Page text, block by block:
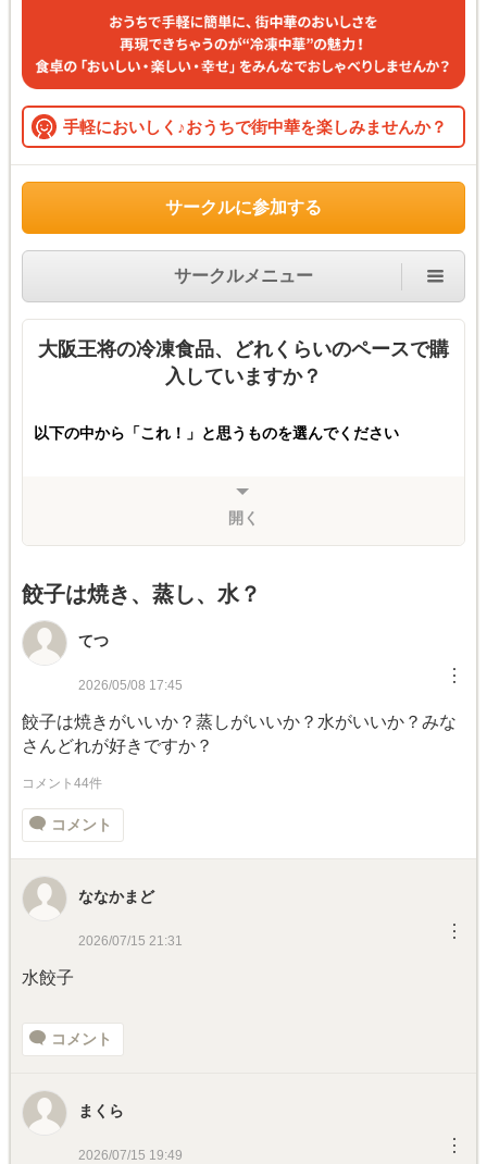
手軽においしく♪おうちで街中華を楽しみませんか？
サークルに参加する
サークルメニュー
大阪王将の冷凍食品、どれくらいのペースで購
入していますか？
以下の中から「これ！」と思うものを選んでください
開く
餃子は焼き、蒸し、水？
てつ
2026/05/08 17:45 ︙
餃子は焼きがいいか？蒸しがいいか？水がいいか？みな
さんどれが好きですか？
コメント44件
コメント
ななかまど
2026/07/15 21:31 ︙
水餃子
コメント
まくら
2026/07/15 19:49 ︙